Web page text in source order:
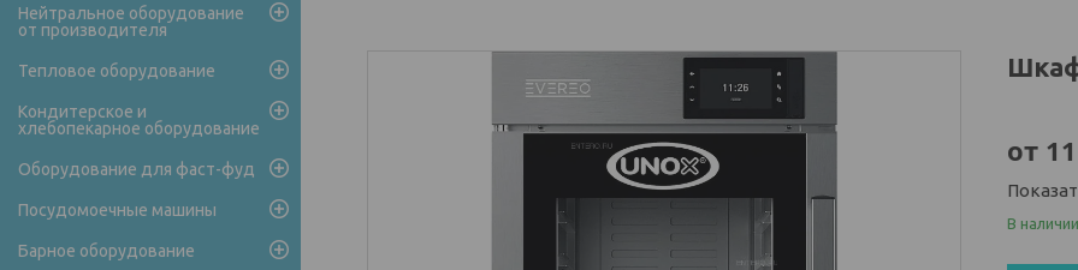
от
В наличии
Нейтральное оборудование
от производителя
Тепловое оборудование
Кондитерское и
хлебопекарное оборудование
Оборудование для фаст-фуд
Посудомоечные машины
Барное оборудование